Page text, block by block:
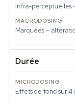
Infra-perceptuelles
Marquées —
Durée
Effets de fond sur 4